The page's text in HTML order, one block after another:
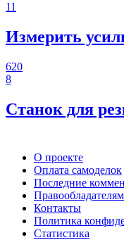
11
Измерить
620
8
Станок для
О проекте
Оплата самоделок
Последние
Правообладателям
Контакты
Политика
Статистика